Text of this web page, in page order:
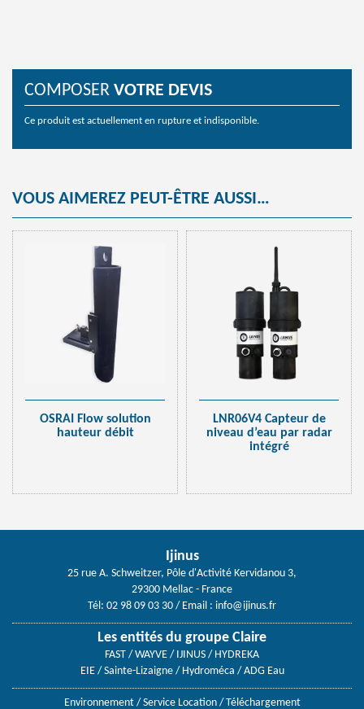
COMPOSER VOTRE DEVIS
Ce produit est actuellement en rupture et indisponible.
VOUS AIMEREZ PEUT-ÊTRE AUSSI…
OSRAI Flow solution
hauteur débit
LNR06V4 Capteur de
niveau d’eau par radar
intégré
Ijinus
25 rue A. Schweitzer, Pôle d'Activité Kervidanou 3,
29300 Mellac - France
Tél: 02 98 09 03 30 / Email : info@ijinus.fr
Les entités du groupe Claire
FAST / WAYVE / IJINUS / HYDREKA
EIE / Sainte-Lizaigne / Hydroméca / ADG Eau
Environnement/ Service Location/ Téléchargement